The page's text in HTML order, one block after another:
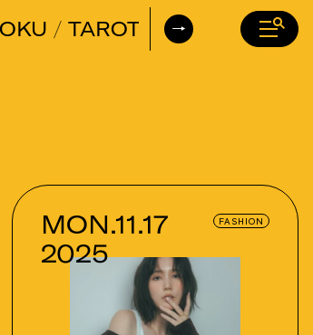
TAROT DAILY
MON.11.17
2025
FASHION